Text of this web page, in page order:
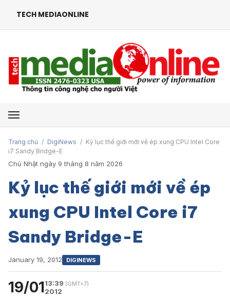
TECH MEDIAONLINE
Mở menu
Trang chủ / DigiNews / Kỷ lục thế giới mới về ép xung CPU Intel Core
i7 Sandy Bridge-E
Chủ Nhật ngày 9 tháng 8 năm 2026
Kỷ lục thế giới mới về ép
xung CPU Intel Core i7
Sandy Bridge-E
January 19, 2012 DIGINEWS
19/0113:39 (GMT+7)
2012